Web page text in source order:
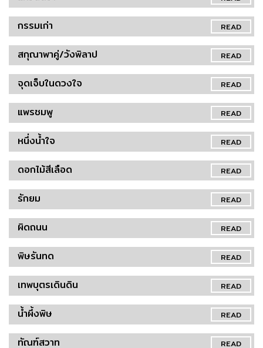
READ
กรรมเก่า
READ
สกุณาพาคู่/วังพิลาป
READ
จุดเจ็บในดวงใจ
READ
แพรชมพู
READ
หนึ่งน้ำใจ
READ
ดอกไม้สีเลือด
READ
รักยม
READ
ผิดถนน
READ
พิษรันทด
READ
เทพบุตรเดินดิน
READ
น้ำผึ้งพิษ
READ
ทัณฑ์สวาท